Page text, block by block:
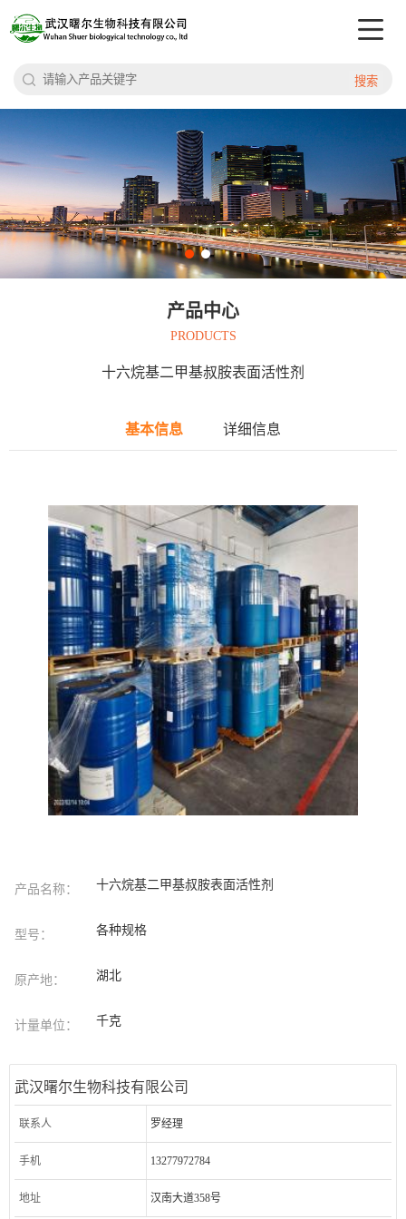
搜索
产品中心
PRODUCTS
十六烷基二甲基叔胺表面活性剂
基本信息 详细信息
产品名称： 十六烷基二甲基叔胺表面活性剂
型号： 各种规格
原产地： 湖北
计量单位： 千克
武汉曙尔生物科技有限公司
联系人 罗经理
手机 13277972784
地址 汉南大道358号